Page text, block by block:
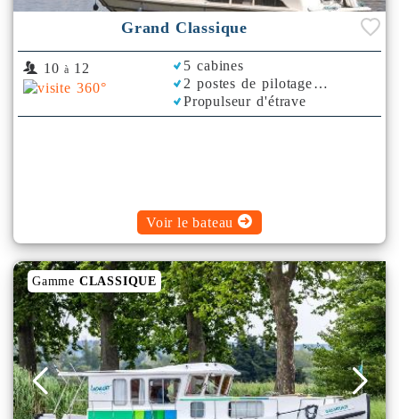
Grand Classique
10 à 12
5 cabines
2 postes de pilotage
Propulseur d'étrave
Rafraichisseur d'Air
Voir le bateau
Gamme CLASSIQUE